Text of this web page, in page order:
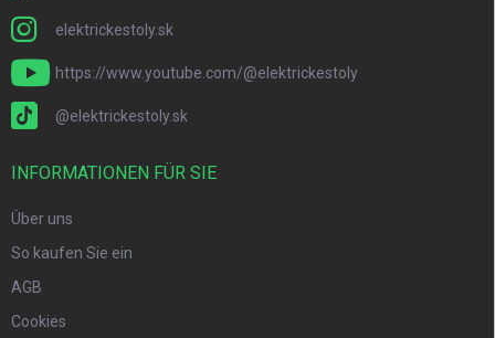
elektrickestoly.sk
https://www.youtube.com/@elektrickestoly
@elektrickestoly.sk
INFORMATIONEN FÜR SIE
Über uns
So kaufen Sie ein
AGB
Cookies